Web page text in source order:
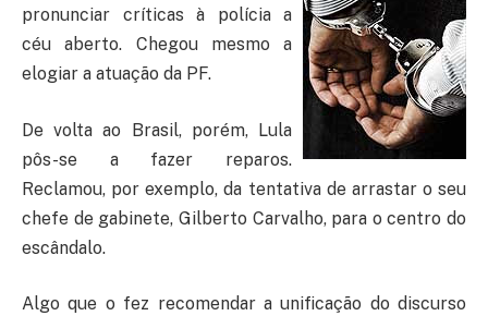
pronunciar críticas à polícia a
céu aberto. Chegou mesmo a
elogiar a atuação da PF.
De volta ao Brasil, porém, Lula
pôs-se a fazer reparos.
Reclamou, por exemplo, da tentativa de arrastar o seu
chefe de gabinete, Gilberto Carvalho, para o centro do
escândalo.
Algo que o fez recomendar a unificação do discurso